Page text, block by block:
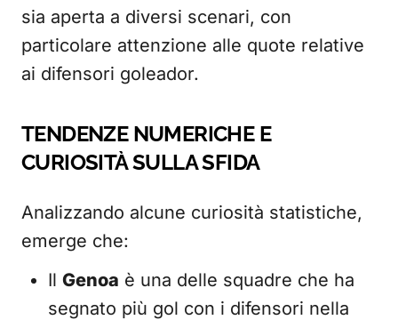
sia aperta a diversi scenari, con
particolare attenzione alle quote relative
ai difensori goleador.
TENDENZE NUMERICHE E
CURIOSITÀ SULLA SFIDA
Analizzando alcune curiosità statistiche,
emerge che:
Il Genoa è una delle squadre che ha
segnato più gol con i difensori nella